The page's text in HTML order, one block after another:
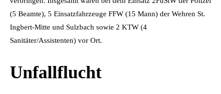
(5 Beamte), 5 Einsatzfahrzeuge FFW (15 Mann) der Wehren St.
Ingbert-Mitte und Sulzbach sowie 2 KTW (4
Sanitäter/Assistenten) vor Ort.
Unfallflucht